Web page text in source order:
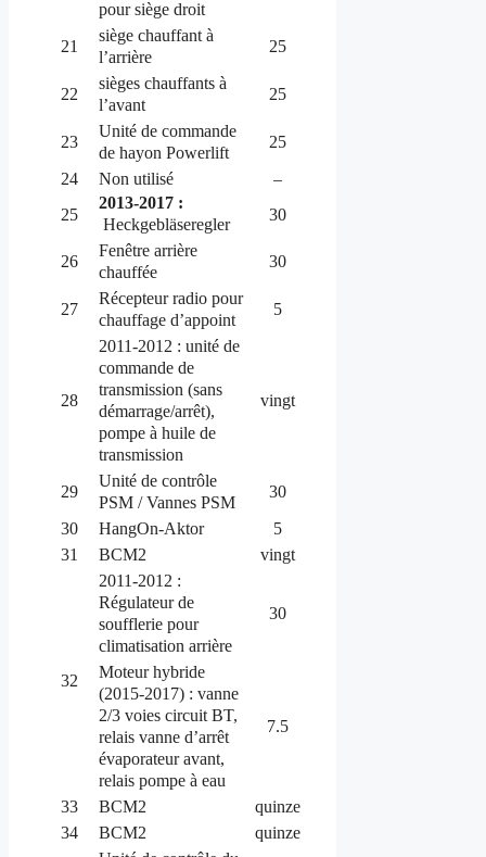
pour siège droit
21
siège chauffant à
l’arrière
25
22
sièges chauffants à
l’avant
25
23
Unité de commande
de hayon Powerlift
25
24
Non utilisé
–
25
2013-2017 :
Heckgebläseregler
30
26
Fenêtre arrière
chauffée
30
27
Récepteur radio pour
chauffage d’appoint
5
28
2011-2012 : unité de
commande de
transmission (sans
démarrage/arrêt),
pompe à huile de
transmission
vingt
29
Unité de contrôle
PSM / Vannes PSM
30
30
HangOn-Aktor
5
31
BCM2 vingt
32
2011-2012 :
Régulateur de
soufflerie pour
climatisation arrière
30
Moteur hybride
(2015-2017) : vanne
2/3 voies circuit BT,
relais vanne d’arrêt
évaporateur avant,
relais pompe à eau
7.5
33 BCM2
quinze
34
BCM2 quinze